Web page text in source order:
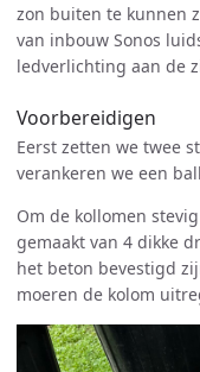
zon buiten te kunnen
van inbouw Sonos
ledverlichting aan de
Voorbereidigen
Eerst zetten we twee
verankeren we een
Om de kollomen
gemaakt van 4 dikke
het beton bevestigd
moeren de kolom